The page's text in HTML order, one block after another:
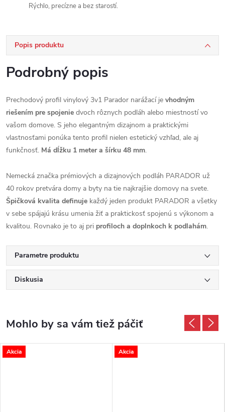
Rýchlo, precízne a bez starostí.
Popis produktu
Podrobný popis
Prechodový profil vinylový 3v1 Parador narážací je vhodným
riešením pre spojenie dvoch rôznych podláh alebo miestností vo
vašom domove. S jeho elegantným dizajnom a praktickými
vlastnosťami ponúka tento profil nielen estetický vzhľad, ale aj
funkčnosť. Má dĺžku 1 meter a šírku 48 mm.
Nemecká značka prémiových a dizajnových podláh PARADOR už
40 rokov pretvára domy a byty na tie najkrajšie domovy na svete.
Špičková kvalita definuje každý jeden produkt PARADOR a všetky
v sebe spájajú krásu umenia žiť a praktickosť spojenú s výkonom a
kvalitou. Rovnako je to aj pri profiloch a doplnkoch k podlahám.
Parametre produktu
Diskusia
Akcia Akcia